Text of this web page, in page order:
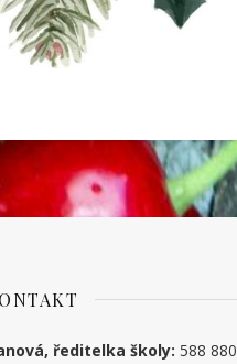
ředitelka školy: 588 880